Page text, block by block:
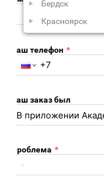
телефон*
заказ был
*
Бердск
Красноярск